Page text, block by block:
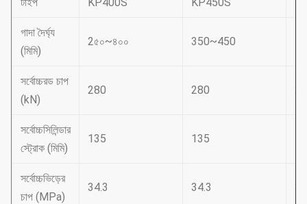
গাদা দৈর্ঘ্য
(মিমি)
2৫০~৪০০ 350~450
সর্বোচ্চরড চাপ
(kN)
280 280
সর্বোচ্চসিলিন্ডার
স্ট্রোক (মিমি)
135 135
সর্বোচ্চভিড়ের
চাপ (MPa)
34.3 34.3